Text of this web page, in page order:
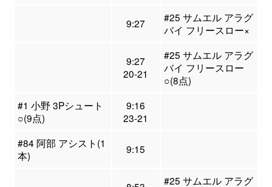
9:27
#25 サムエル アラグ
バイ フリースロー×
9:27
20-21
#25 サムエル アラグ
バイ フリースロー
○(8点)
#1 小野 3Pシュート
○(9点)
9:16
23-21
#84 阿部 アシスト(1
本)
9:15
#25 サムエル アラグ